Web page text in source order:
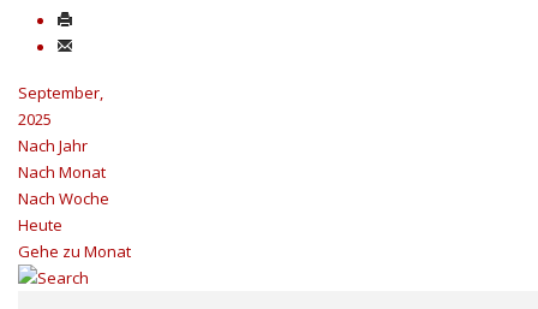
September,
2025
Nach Jahr
Nach Monat
Nach Woche
Heute
Gehe zu Monat